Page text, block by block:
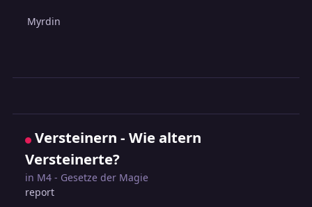
Myrdin
Versteinern - Wie altern
Versteinerte?
in M4 - Gesetze der Magie
report